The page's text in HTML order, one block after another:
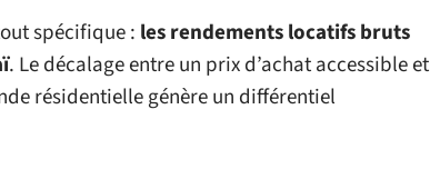
spécifique : les rendements locatifs bruts
. Le décalage entre un prix d’achat accessible et
résidentielle génère un différentiel